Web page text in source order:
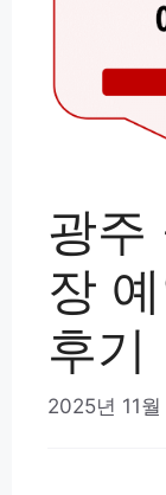
광주
장
후기
2025년 11월